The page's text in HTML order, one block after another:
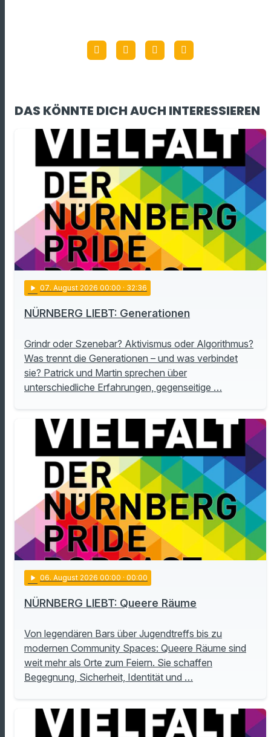
DAS KÖNNTE DICH AUCH INTERESSIEREN
play_arrow 07. August 2026 00:00 · 32:36
NÜRNBERG LIEBT: Generationen
Grindr oder Szenebar? Aktivismus oder Algorithmus?
Was trennt die Generationen – und was verbindet
sie? Patrick und Martin sprechen über
unterschiedliche Erfahrungen, gegenseitige …
play_arrow 06. August 2026 00:00 · 00:00
NÜRNBERG LIEBT: Queere Räume
Von legendären Bars über Jugendtreffs bis zu
modernen Community Spaces: Queere Räume sind
weit mehr als Orte zum Feiern. Sie schaffen
Begegnung, Sicherheit, Identität und …